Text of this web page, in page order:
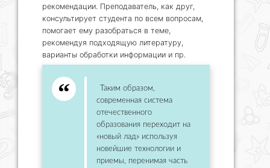
рекомендации. Преподаватель, как друг,
консультирует студента по всем вопросам,
помогает ему разобраться в теме,
рекомендуя подходящую литературу,
варианты обработки информации и пр.
Таким образом,
современная система
отечественного
образования переходит на
«новый лад» используя
новейшие технологии и
приемы, перенимая часть